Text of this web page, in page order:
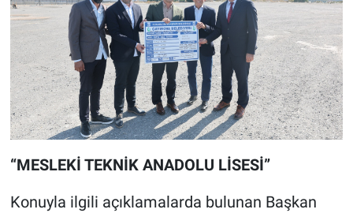
“MESLEKİ TEKNİK ANADOLU LİSESİ”
Konuyla ilgili açıklamalarda bulunan Başkan